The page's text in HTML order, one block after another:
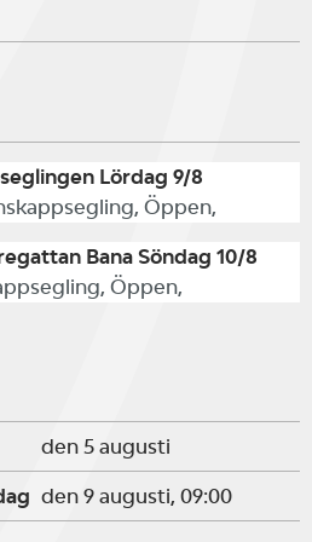
Lördag 9/8
Öppen,
Bana Söndag 10/8
Öppen,
den 5 augusti
den 9 augusti, 09:00